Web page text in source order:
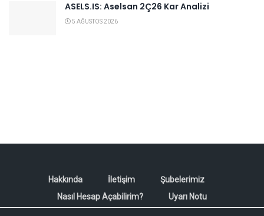
ASELS.IS: Aselsan 2Ç26 Kar Analizi
5 AĞUSTOS 2026
Hakkında İletişim
Şubelerimiz
Nasıl Hesap Açabilirim?
Uyarı Notu